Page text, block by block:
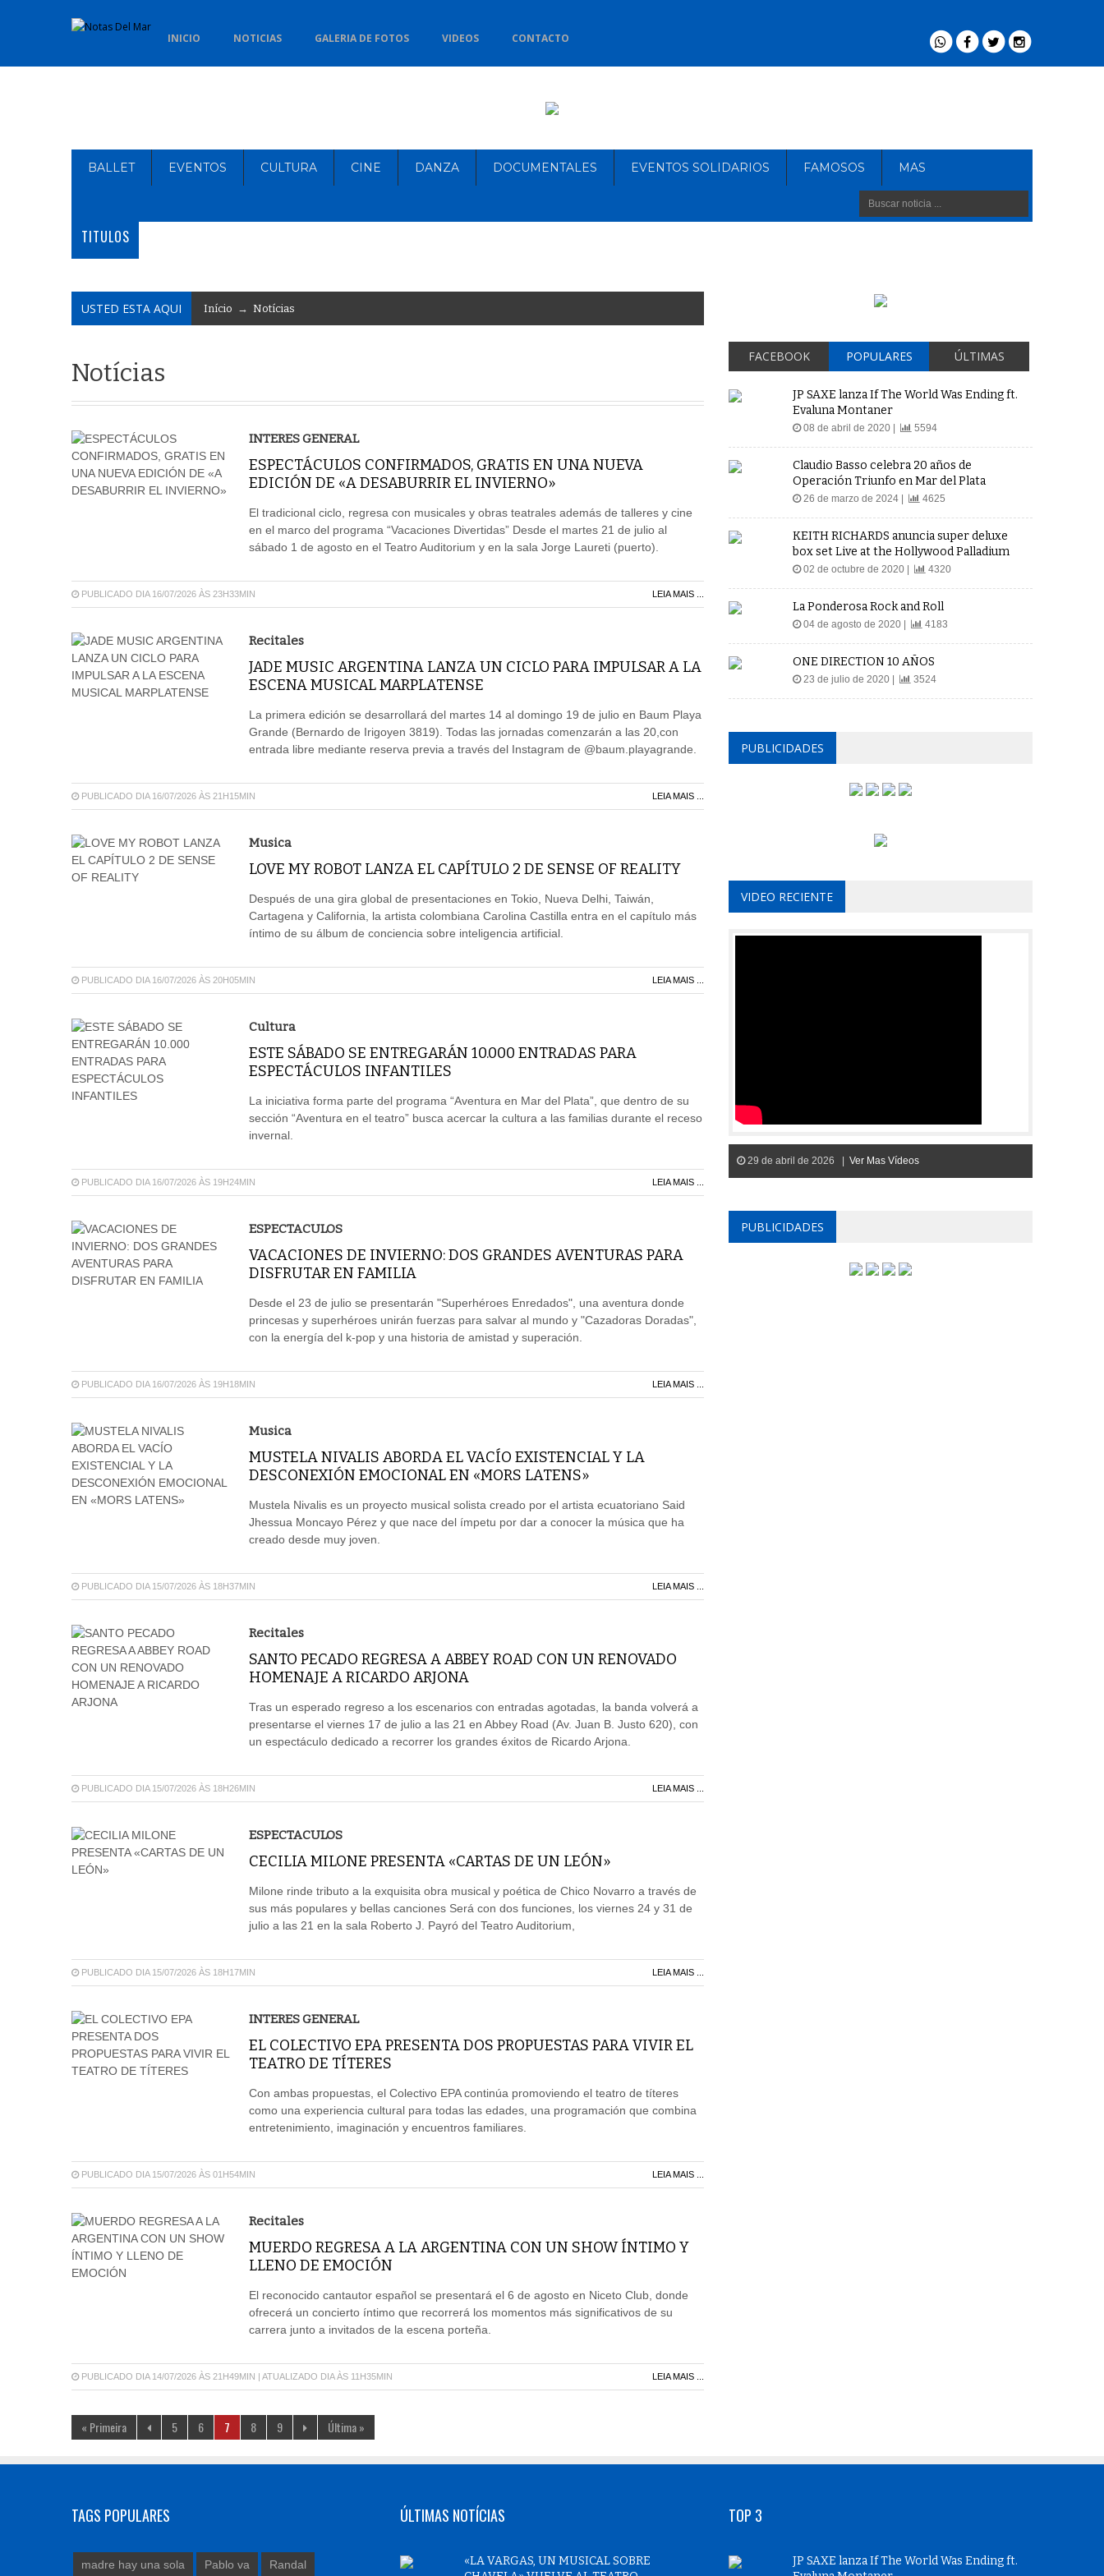
INICIO NOTICIAS GALERIA DE FOTOS VIDEOS CONTACTO
BALLET EVENTOS CULTURA CINE DANZA DOCUMENTALES EVENTOS SOLIDARIOS FAMOSOS MAS
TITULOS
USTED ESTA AQUI Início → Notícias
Notícias
INTERES GENERAL
ESPECTÁCULOS CONFIRMADOS, GRATIS EN UNA NUEVA
EDICIÓN DE «A DESABURRIR EL INVIERNO»
El tradicional ciclo, regresa con musicales y obras teatrales además de talleres y cine
en el marco del programa “Vacaciones Divertidas” Desde el martes 21 de julio al
sábado 1 de agosto en el Teatro Auditorium y en la sala Jorge Laureti (puerto).
PUBLICADO DIA 16/07/2026 ÀS 23H33MIN LEIA MAIS ...
Recitales
JADE MUSIC ARGENTINA LANZA UN CICLO PARA IMPULSAR A LA
ESCENA MUSICAL MARPLATENSE
La primera edición se desarrollará del martes 14 al domingo 19 de julio en Baum Playa
Grande (Bernardo de Irigoyen 3819). Todas las jornadas comenzarán a las 20,con
entrada libre mediante reserva previa a través del Instagram de @baum.playagrande.
PUBLICADO DIA 16/07/2026 ÀS 21H15MIN LEIA MAIS ...
Musica
LOVE MY ROBOT LANZA EL CAPÍTULO 2 DE SENSE OF REALITY
Después de una gira global de presentaciones en Tokio, Nueva Delhi, Taiwán,
Cartagena y California, la artista colombiana Carolina Castilla entra en el capítulo más
íntimo de su álbum de conciencia sobre inteligencia artificial.
PUBLICADO DIA 16/07/2026 ÀS 20H05MIN LEIA MAIS ...
Cultura
ESTE SÁBADO SE ENTREGARÁN 10.000 ENTRADAS PARA
ESPECTÁCULOS INFANTILES
La iniciativa forma parte del programa “Aventura en Mar del Plata”, que dentro de su
sección “Aventura en el teatro” busca acercar la cultura a las familias durante el receso
invernal.
PUBLICADO DIA 16/07/2026 ÀS 19H24MIN LEIA MAIS ...
ESPECTACULOS
VACACIONES DE INVIERNO: DOS GRANDES AVENTURAS PARA
DISFRUTAR EN FAMILIA
Desde el 23 de julio se presentarán "Superhéroes Enredados", una aventura donde
princesas y superhéroes unirán fuerzas para salvar al mundo y "Cazadoras Doradas",
con la energía del k-pop y una historia de amistad y superación.
PUBLICADO DIA 16/07/2026 ÀS 19H18MIN LEIA MAIS ...
Musica
MUSTELA NIVALIS ABORDA EL VACÍO EXISTENCIAL Y LA
DESCONEXIÓN EMOCIONAL EN «MORS LATENS»
Mustela Nivalis es un proyecto musical solista creado por el artista ecuatoriano Said
Jhessua Moncayo Pérez y que nace del ímpetu por dar a conocer la música que ha
creado desde muy joven.
PUBLICADO DIA 15/07/2026 ÀS 18H37MIN LEIA MAIS ...
Recitales
SANTO PECADO REGRESA A ABBEY ROAD CON UN RENOVADO
HOMENAJE A RICARDO ARJONA
Tras un esperado regreso a los escenarios con entradas agotadas, la banda volverá a
presentarse el viernes 17 de julio a las 21 en Abbey Road (Av. Juan B. Justo 620), con
un espectáculo dedicado a recorrer los grandes éxitos de Ricardo Arjona.
PUBLICADO DIA 15/07/2026 ÀS 18H26MIN LEIA MAIS ...
ESPECTACULOS
CECILIA MILONE PRESENTA «CARTAS DE UN LEÓN»
Milone rinde tributo a la exquisita obra musical y poética de Chico Novarro a través de
sus más populares y bellas canciones Será con dos funciones, los viernes 24 y 31 de
julio a las 21 en la sala Roberto J. Payró del Teatro Auditorium,
PUBLICADO DIA 15/07/2026 ÀS 18H17MIN LEIA MAIS ...
INTERES GENERAL
EL COLECTIVO EPA PRESENTA DOS PROPUESTAS PARA VIVIR EL
TEATRO DE TÍTERES
Con ambas propuestas, el Colectivo EPA continúa promoviendo el teatro de títeres
como una experiencia cultural para todas las edades, una programación que combina
entretenimiento, imaginación y encuentros familiares.
PUBLICADO DIA 15/07/2026 ÀS 01H54MIN LEIA MAIS ...
Recitales
MUERDO REGRESA A LA ARGENTINA CON UN SHOW ÍNTIMO Y
LLENO DE EMOCIÓN
El reconocido cantautor español se presentará el 6 de agosto en Niceto Club, donde
ofrecerá un concierto íntimo que recorrerá los momentos más significativos de su
carrera junto a invitados de la escena porteña.
PUBLICADO DIA 14/07/2026 ÀS 21H49MIN | ATUALIZADO DIA ÀS 11H35MIN LEIA MAIS ...
« Primeira 5 6 7 8 9 Última »
FACEBOOK POPULARES ÚLTIMAS
JP SAXE lanza If The World Was Ending ft.
Evaluna Montaner
08 de abril de 2020 | 5594
Claudio Basso celebra 20 años de
Operación Triunfo en Mar del Plata
26 de marzo de 2024 | 4625
KEITH RICHARDS anuncia super deluxe
box set Live at the Hollywood Palladium
02 de octubre de 2020 | 4320
La Ponderosa Rock and Roll
04 de agosto de 2020 | 4183
ONE DIRECTION 10 AÑOS
23 de julio de 2020 | 3524
PUBLICIDADES
VIDEO RECIENTE
29 de abril de 2026 | Ver Mas Vídeos
PUBLICIDADES
TAGS POPULARES
madre hay una sola Pablo va Randal
ÚLTIMAS NOTÍCIAS
«LA VARGAS, UN MUSICAL SOBRE
TOP 3
JP SAXE lanza If The World Was Ending ft.